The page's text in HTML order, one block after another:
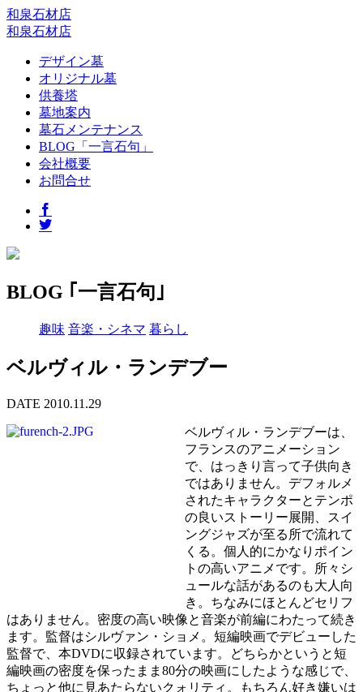
和泉石材店
和泉石材店
デザイン墓
オリジナル墓
供養塔
墓地案内
墓石メンテナンス
BLOG「一言石句」
会社概要
お問合せ
BLOG ｢一言石句｣
趣味 音楽・シネマ 暮らし
ベルヴィル・ランデブー
DATE 2010.11.29
ベルヴィル・ランデブーは、
フランスのアニメーション
で、はっきり言って子供向き
ではありません。デフォルメ
されたキャラクターとテンポ
の良いストーリー展開、スイ
ングジャズが至る所で流れて
くる。個人的にかなりポイン
トの高いアニメです。所々シ
ュールな話があるのも大人向
き。ちなみにほとんどセリフ
はありません。密度の高い映像と音楽が前編にわたって続き
ます。監督はシルヴァン・ショメ。短編映画でデビューした
監督で、本DVDに収録されています。どちらかというと短
編映画の密度を保ったまま80分の映画にしたような感じで、
ちょっと他に見あたらないクォリティ。もちろん好き嫌いは